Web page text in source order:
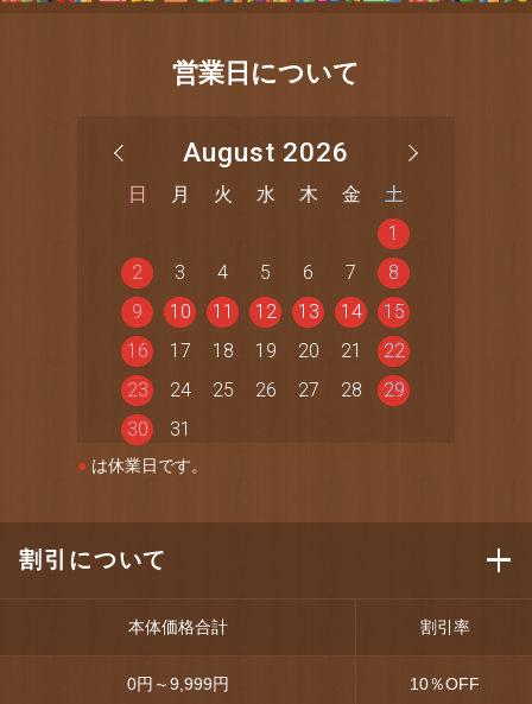
営業日について
August 2026
日 月 火 水 木 金
土
1
2
3 4 5 6 7
8
9
10 11 12 13 14
15
16
17 18 19 20 21
22
23
24 25 26 27 28
29
30
31
● は休業日です。
割引について
本体価格合計 割引率
0円～9,999円 10％OFF